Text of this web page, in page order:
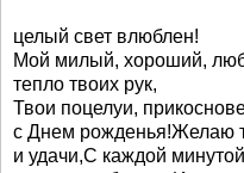
целый свет влюблен!
Мой милый, хороший,
тепло твоих рук,
Твои поцелуи,
с Днем рожденья!Желаю
и удачи,С каждой минутой